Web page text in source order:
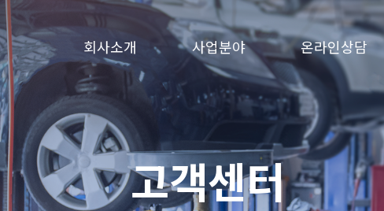
회사소개 사업분야 온라인상담
고객센터